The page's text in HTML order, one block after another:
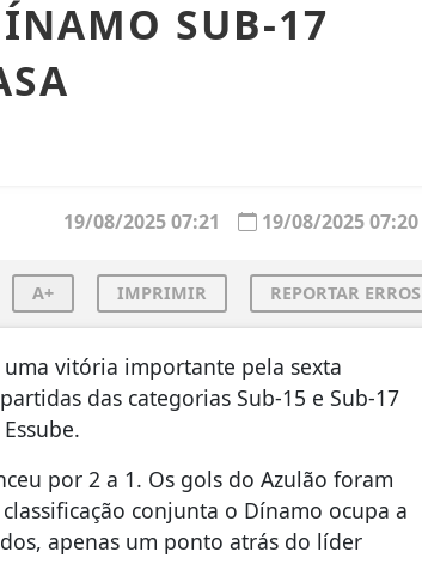
SUB-17
19/08/2025 07:20
19/08/2025 07:21
A+ IMPRIMIR REPORTAR ERROS
vitória importante pela sexta
das categorias Sub-15 e Sub-17
por 2 a 1. Os gols do Azulão foram
conjunta o Dínamo ocupa a
apenas um ponto atrás do líder